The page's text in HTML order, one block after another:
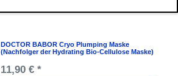
DOCTOR BABOR Cryo Plumping Maske
(Nachfolger der Hydrating Bio-Cellulose Maske)
11,90 € *